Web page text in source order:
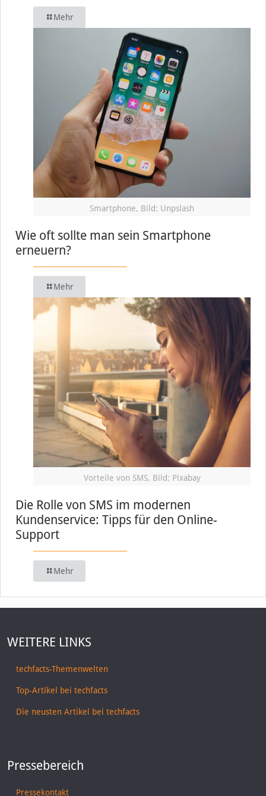
Mehr
Smartphone, Bild: Unpslash
Wie oft sollte man sein Smartphone
erneuern?
Mehr
Vorteile von SMS, Bild: Pixabay
Die Rolle von SMS im modernen
Kundenservice: Tipps für den Online-
Support
Mehr
WEITERE LINKS
techfacts-Themenwelten
Top-Artikel bei techfacts
Die neusten Artikel bei techfacts
Pressebereich
Pressekontakt